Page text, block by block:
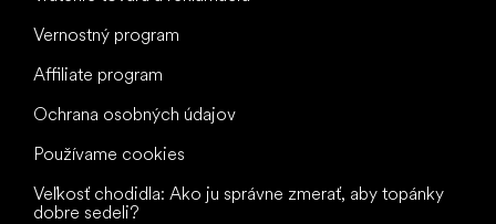
Vernostný program
Affiliate program
Ochrana osobných údajov
Používame cookies
Veľkosť chodidla: Ako ju správne zmerať, aby topánky
dobre sedeli?